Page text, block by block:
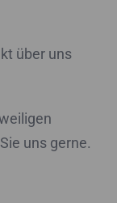
über uns
uns gerne.